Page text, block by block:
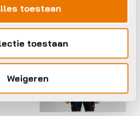
toestaan
toestaan
Weigeren
Sportful